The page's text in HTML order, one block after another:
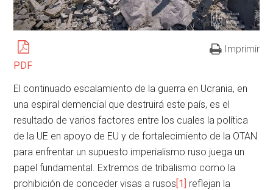
PDF
Imprimir
El continuado escalamiento de la guerra en Ucrania, en
una espiral demencial que destruirá este país, es el
resultado de varios factores entre los cuales la política
de la UE en apoyo de EU y de fortalecimiento de la OTAN
para enfrentar un supuesto imperialismo ruso juega un
papel fundamental. Extremos de tribalismo como la
prohibición de conceder visas a rusos[1] reflejan la